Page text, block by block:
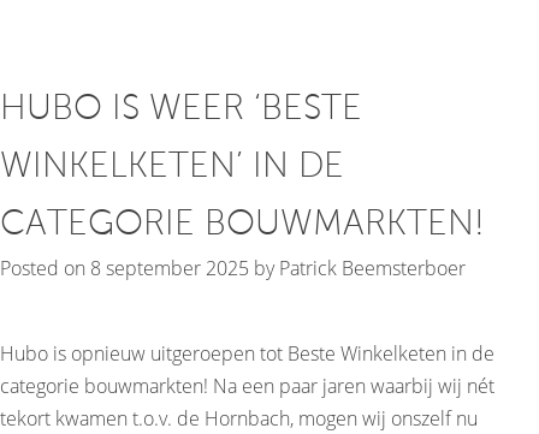
HUBO IS WEER ‘BESTE
WINKELKETEN’ IN DE
CATEGORIE BOUWMARKTEN!
Posted on 8 september 2025 byPatrick Beemsterboer
Hubo is opnieuw uitgeroepen tot Beste Winkelketen in de
categorie bouwmarkten! Na een paar jaren waarbij wij nét
tekort kwamen t.o.v. de Hornbach, mogen wij onszelf nu